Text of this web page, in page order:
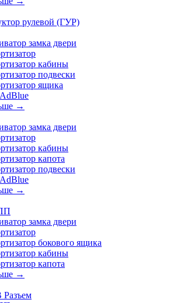
рулевой (ГУР)
замка двери
кабины
подвески
ящика
→
замка двери
кабины
капота
подвески
→
замка двери
бокового ящика
кабины
капота
→
Разъем